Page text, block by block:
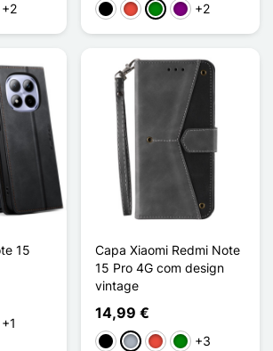
+2 PretoVermelho
VerdePúrpura
+2
15
+1
Capa Xiaomi Redmi Note
15 Pro 4G com design
vintage
14,99 €
PretoCinzentoVermelho
Verde
+3